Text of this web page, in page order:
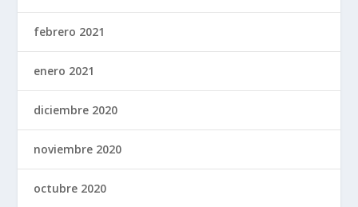
febrero 2021
enero 2021
diciembre 2020
noviembre 2020
octubre 2020